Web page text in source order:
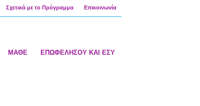
Σχετικά με το Πρόγραμμα Επικοινωνία
ΜΑΘΕ ΕΠΩΦΕΛΗΣΟΥ ΚΑΙ ΕΣΥ